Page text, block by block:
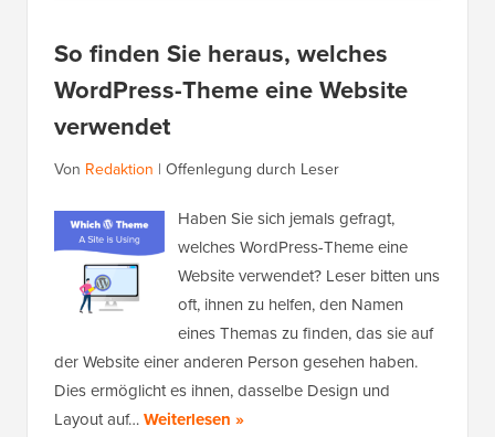
So finden Sie heraus, welches
WordPress-Theme eine Website
verwendet
Von Redaktion | Offenlegung durch Leser
Haben Sie sich jemals gefragt,
welches WordPress-Theme eine
Website verwendet? Leser bitten uns
oft, ihnen zu helfen, den Namen
eines Themas zu finden, das sie auf
der Website einer anderen Person gesehen haben.
Dies ermöglicht es ihnen, dasselbe Design und
Layout auf…Weiterlesen »